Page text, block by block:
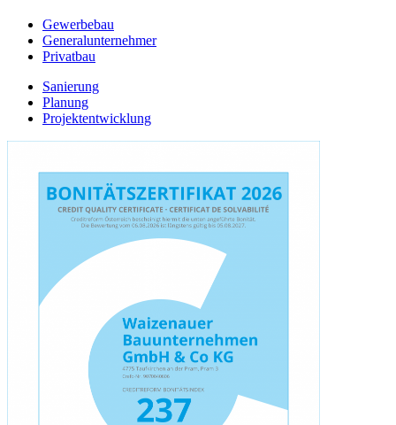
Gewerbebau
Generalunternehmer
Privatbau
Sanierung
Planung
Projektentwicklung